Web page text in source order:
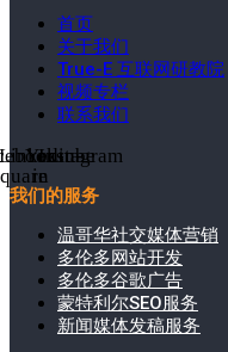
首页
关于我们
True-E 互联网研教院
视频专栏
联系我们
in
Youtube
Instagram
我们的服务
温哥华社交媒体营销
多伦多网站开发
多伦多谷歌广告
蒙特利尔SEO服务
新闻媒体发稿服务